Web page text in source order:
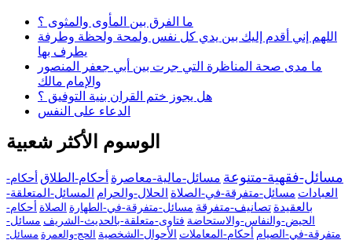
ما الفرق بين المأوى والمثوى ؟
اللهم إني أقدم إليك بين يدي كل نفس ولمحة ولحظة وطرفة
يطرف بها
ما مدى صحة المناظرة التي جرت بين أبي جعفر المنصور
والإمام مالك
هل يجوز ختم القران بنية التوفيق ؟
الدعاء على النفس
الوسوم الأكثر شعبية
مسائل-فقهية-متنوعة مسائل-مالية-معاصرة أحكام-الطلاق أحكام-
العبادات مسائل-متفرقة-في-الصلاة الحلال-والحرام المسائل-المتعلقة-
بالعقيدة تصانيف-متفرقة مسائل-متفرقة-في-الطهارة الصلاة أحكام-
الحيض-والنفاس-والاستحاضة فتاوى-متعلقة-بالحديث-الشريف مسائل-
متفرقة-في-الصيام أحكام-المعاملات الأحوال-الشخصية الحج-والعمرة مسائل-